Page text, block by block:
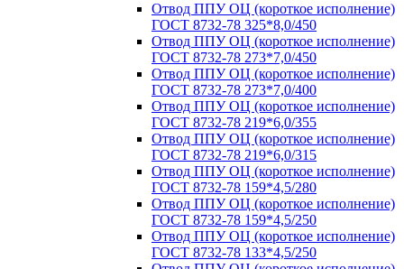
Отвод ППУ ОЦ (короткое исполнение)
ГОСТ 8732-78 325*8,0/450
Отвод ППУ ОЦ (короткое исполнение)
ГОСТ 8732-78 273*7,0/450
Отвод ППУ ОЦ (короткое исполнение)
ГОСТ 8732-78 273*7,0/400
Отвод ППУ ОЦ (короткое исполнение)
ГОСТ 8732-78 219*6,0/355
Отвод ППУ ОЦ (короткое исполнение)
ГОСТ 8732-78 219*6,0/315
Отвод ППУ ОЦ (короткое исполнение)
ГОСТ 8732-78 159*4,5/280
Отвод ППУ ОЦ (короткое исполнение)
ГОСТ 8732-78 159*4,5/250
Отвод ППУ ОЦ (короткое исполнение)
ГОСТ 8732-78 133*4,5/250